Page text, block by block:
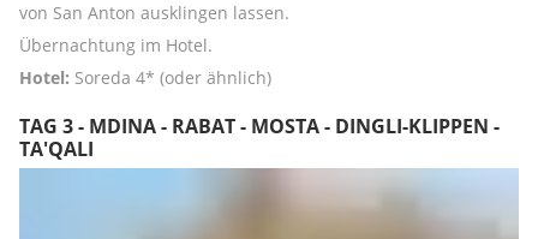
von San Anton ausklingen lassen.
Übernachtung im Hotel.
Hotel: Soreda 4* (oder ähnlich)
TAG 3 - MDINA - RABAT - MOSTA - DINGLI-KLIPPEN -
TA'QALI